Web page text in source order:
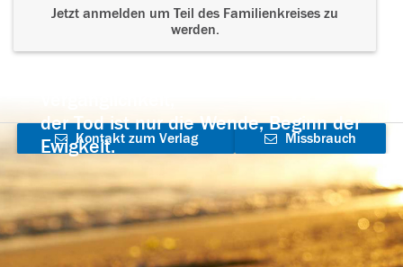
Jetzt anmelden um Teil des Familienkreises zu
werden.
der Tod ist nur die Wende, Beginn der
Ewigkeit.
Kontakt zum Verlag
aufnehmen
Missbrauch